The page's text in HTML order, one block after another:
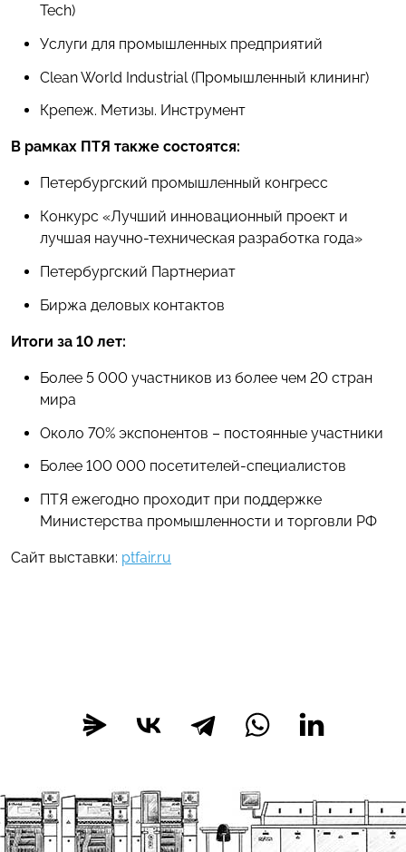
Tech)
Услуги для промышленных предприятий
Clean World Industrial (Промышленный клининг)
Крепеж. Метизы. Инструмент
В рамках ПТЯ также состоятся:
Петербургский промышленный конгресс
Конкурс «Лучший инновационный проект и
лучшая научно-техническая разработка года»
Петербургский Партнериат
Биржа деловых контактов
Итоги за 10 лет:
Более 5 000 участников из более чем 20 стран
мира
Около 70% экспонентов – постоянные участники
Более 100 000 посетителей-специалистов
ПТЯ ежегодно проходит при поддержке
Министерства промышленности и торговли РФ
Сайт выставки: ptfair.ru